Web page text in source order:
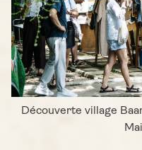
Découverte village